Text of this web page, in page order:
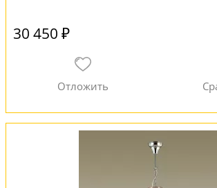
30 450 ₽